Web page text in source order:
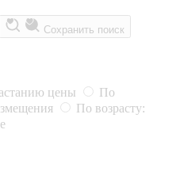
Сохранить поиск
цены
По
По возрасту: